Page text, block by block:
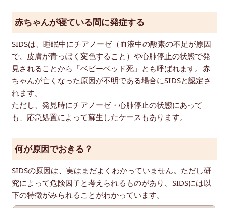
赤ちゃんが寝ている間に発症する
SIDSは、睡眠中にチアノーゼ（血液中の酸素の不足が原因
で、皮膚が青っぽく変色すること）や心肺停止の状態で発
見されることから「ベビーベッド死」とも呼ばれます。赤
ちゃんが亡くなった原因が不明である場合にSIDSと認定さ
れます。
ただし、発見時にチアノーゼ・心肺停止の状態にあって
も、応急処置によって蘇生したケースもあります。
何が原因でおきる？
SIDSの原因は、実はまだよくわかっていません。ただし研
究によって危険因子と考えられるものがあり、SIDSには以
下の特徴がみられることがわかっています。